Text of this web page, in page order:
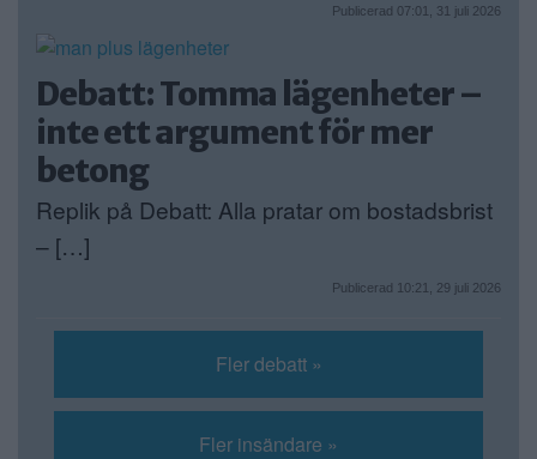
Publicerad 07:01, 31 juli 2026
Debatt: Tomma lägenheter –
inte ett argument för mer
betong
Replik på Debatt: Alla pratar om bostadsbrist
– […]
Publicerad 10:21, 29 juli 2026
Fler debatt »
Fler insändare »